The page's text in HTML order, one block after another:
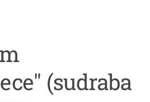
(sudraba